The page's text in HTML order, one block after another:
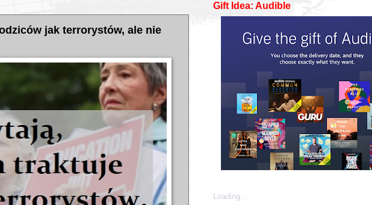
jak terrorystów, ale nie
Gift Idea: Audible
Loading...